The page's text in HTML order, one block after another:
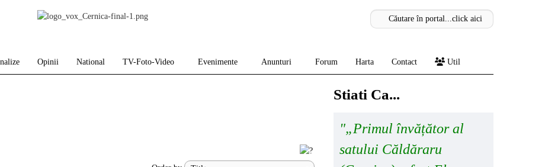
Opinii National TV-Foto-Video Evenimente Anunturi Forum Harta Contact Util
Stiati Ca...
"„Primul învățător al
satului Căldăraru